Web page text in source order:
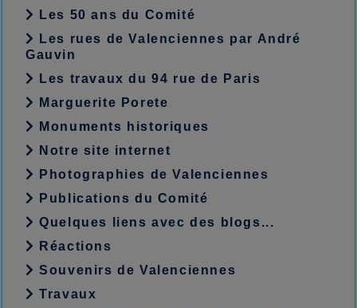
Les 50 ans du Comité
Les rues de Valenciennes par André
Gauvin
Les travaux du 94 rue de Paris
Marguerite Porete
Monuments historiques
Notre site internet
Photographies de Valenciennes
Publications du Comité
Quelques liens avec des blogs...
Réactions
Souvenirs de Valenciennes
Travaux